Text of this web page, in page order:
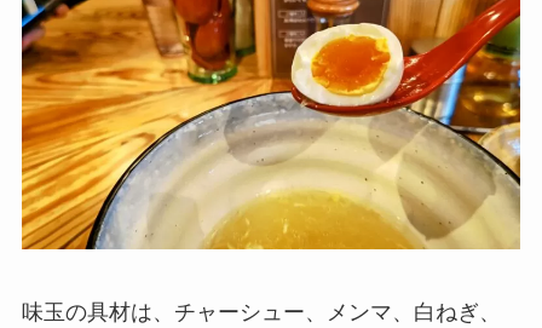
味玉の具材は、チャーシュー、メンマ、白ねぎ、